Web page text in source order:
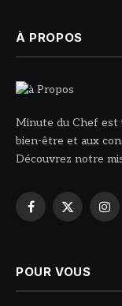
À PROPOS
Minute du Chef est
bien-être et aux
Découvrez notre
Facebook
X
POUR VOUS